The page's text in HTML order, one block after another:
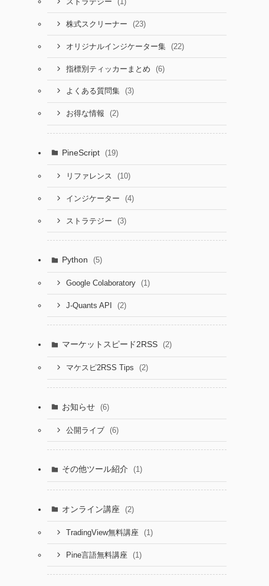
ストラテジー
株式スクリーナー (23)
オリジナルインジケーター集 (22)
指標別ティッカーまとめ (6)
よくある質問集 (3)
お得な情報 (2)
PineScript (19)
リファレンス (10)
インジケーター (4)
ストラテジー (3)
Python (5)
Google Colaboratory (1)
J-Quants API (2)
マーケットスピード2RSS (2)
マケスピ2RSS Tips (2)
お知らせ (6)
公開ライブ (6)
その他ツール紹介 (1)
オンライン講座 (2)
TradingView無料講座 (1)
Pine言語無料講座 (1)